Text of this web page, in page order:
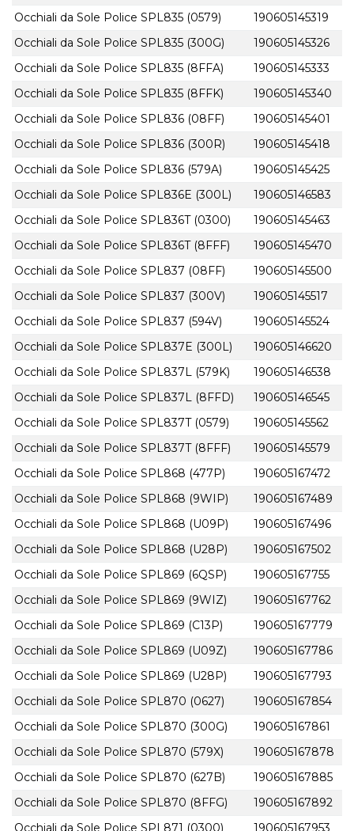
Occhiali da Sole Police SPL835 (0579)
190605145319
Occhiali da Sole Police SPL835 (300G)
190605145326
Occhiali da Sole Police SPL835 (8FFA)
190605145333
Occhiali da Sole Police SPL835 (8FFK)
190605145340
Occhiali da Sole Police SPL836 (08FF)
190605145401
Occhiali da Sole Police SPL836 (300R)
190605145418
Occhiali da Sole Police SPL836 (579A)
190605145425
Occhiali da Sole Police SPL836E (300L)
190605146583
Occhiali da Sole Police SPL836T (0300)
190605145463
Occhiali da Sole Police SPL836T (8FFF)
190605145470
Occhiali da Sole Police SPL837 (08FF)
190605145500
Occhiali da Sole Police SPL837 (300V)
190605145517
Occhiali da Sole Police SPL837 (594V)
190605145524
Occhiali da Sole Police SPL837E (300L)
190605146620
Occhiali da Sole Police SPL837L (579K)
190605146538
Occhiali da Sole Police SPL837L (8FFD)
190605146545
Occhiali da Sole Police SPL837T (0579)
190605145562
Occhiali da Sole Police SPL837T (8FFF)
190605145579
Occhiali da Sole Police SPL868 (477P)
190605167472
Occhiali da Sole Police SPL868 (9WIP)
190605167489
Occhiali da Sole Police SPL868 (U09P)
190605167496
Occhiali da Sole Police SPL868 (U28P)
190605167502
Occhiali da Sole Police SPL869 (6QSP)
190605167755
Occhiali da Sole Police SPL869 (9WIZ)
190605167762
Occhiali da Sole Police SPL869 (C13P)
190605167779
Occhiali da Sole Police SPL869 (U09Z)
190605167786
Occhiali da Sole Police SPL869 (U28P)
190605167793
Occhiali da Sole Police SPL870 (0627)
190605167854
Occhiali da Sole Police SPL870 (300G)
190605167861
Occhiali da Sole Police SPL870 (579X)
190605167878
Occhiali da Sole Police SPL870 (627B)
190605167885
Occhiali da Sole Police SPL870 (8FFG)
190605167892
Occhiali da Sole Police SPL871 (0300)
190605167953